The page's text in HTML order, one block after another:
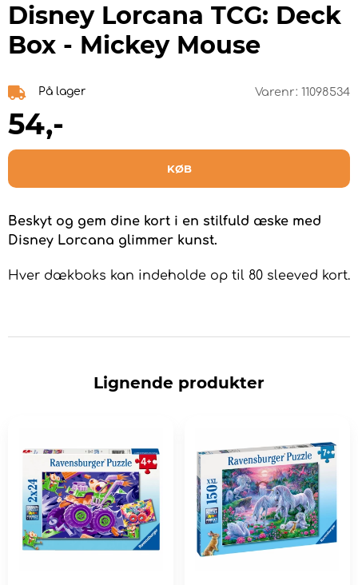
Disney Lorcana TCG: Deck
Box - Mickey Mouse
På lager Varenr: 11098534
54,-
KØB
Beskyt og gem dine kort i en stilfuld æske med
Disney Lorcana glimmer kunst.
Hver dækboks kan indeholde op til 80 sleeved kort.
Lignende produkter